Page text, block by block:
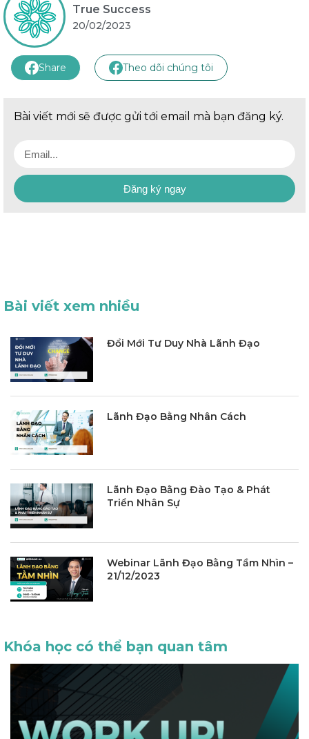
True Success
20/02/2023
Share Theo dõi chúng tôi
Bài viết mới sẽ được gửi tới email mà bạn đăng ký.
Đăng ký ngay
Bài viết xem nhiều
Đổi Mới Tư Duy Nhà Lãnh Đạo
Lãnh Đạo Bằng Nhân Cách
Lãnh Đạo Bằng Đào Tạo & Phát
Triển Nhân Sự
Webinar Lãnh Đạo Bằng Tầm Nhìn –
21/12/2023
Khóa học có thể bạn quan tâm